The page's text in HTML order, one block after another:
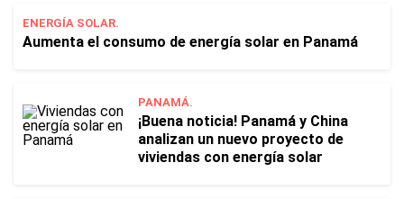
ENERGÍA SOLAR.
Aumenta el consumo de energía solar en Panamá
PANAMÁ.
¡Buena noticia! Panamá y China
analizan un nuevo proyecto de
viviendas con energía solar